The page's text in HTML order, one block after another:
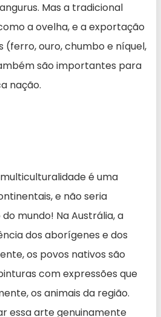
Mas a tradicional
a ovelha, e a exportação
(ferro, ouro, chumbo e níquel,
são importantes para
nação.
é uma
e não seria
mundo! Na Austrália, a
dos aborígenes e dos
os povos nativos são
com expressões que
os animais da região.
essa arte genuinamente